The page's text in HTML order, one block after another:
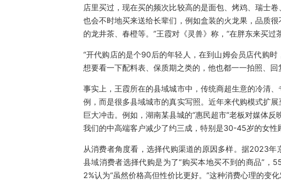
店里买过，现在买的频次比较高的是面包、烤鸡、瑞士
也会不时地买来送给长辈们，例如盒装的火龙果，品质
的龙井茶、春橙等。”王霞对《灵兽》称，“在胖东来买过
“开代购店的是个90后的年轻人，在到山姆会员店代购
想要看一下配料表、保质期之类的，他也都一一拍照、回
事实上，王霞所在的县域城市中，传统商超生意的冷清
例，而是很多县域城市的真实写照。近年来代购模式扩
巨大冲击。例如，湖南某县城的“惠民超市”老板对媒体反
我们的中高端客户减少了约三成，特别是30-45岁的女性
从消费者角度看，选择代购渠道的原因多样。据2023年
县域消费者选择代购是为了“购买本地买不到的商品”，
2%认为“虽然价格高但性价比更好。”这种消费心理的变化